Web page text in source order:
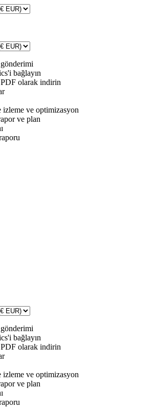
bağlayın
olarak indirin
izleme ve optimizasyon
ve plan
bağlayın
olarak indirin
izleme ve optimizasyon
ve plan